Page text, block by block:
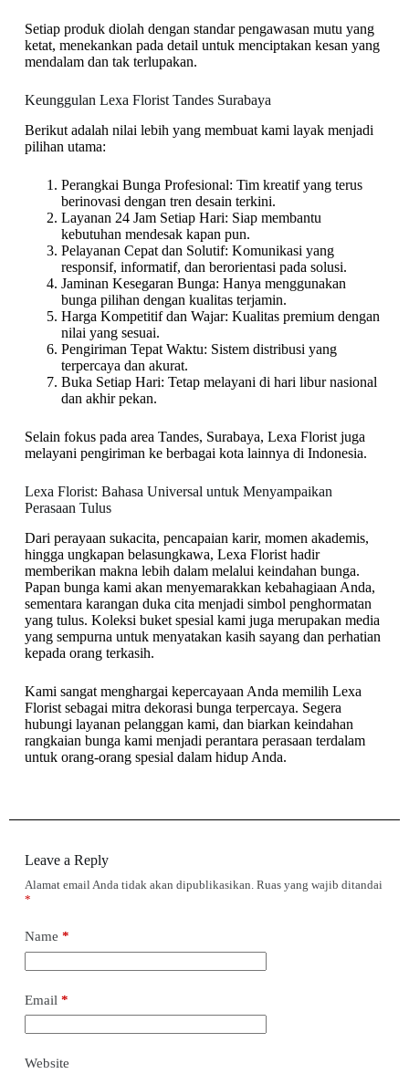
Setiap produk diolah dengan standar pengawasan mutu yang
ketat, menekankan pada detail untuk menciptakan kesan yang
mendalam dan tak terlupakan.
Keunggulan Lexa Florist Tandes Surabaya
Berikut adalah nilai lebih yang membuat kami layak menjadi
pilihan utama:
Perangkai Bunga Profesional: Tim kreatif yang terus
berinovasi dengan tren desain terkini.
Layanan 24 Jam Setiap Hari: Siap membantu
kebutuhan mendesak kapan pun.
Pelayanan Cepat dan Solutif: Komunikasi yang
responsif, informatif, dan berorientasi pada solusi.
Jaminan Kesegaran Bunga: Hanya menggunakan
bunga pilihan dengan kualitas terjamin.
Harga Kompetitif dan Wajar: Kualitas premium dengan
nilai yang sesuai.
Pengiriman Tepat Waktu: Sistem distribusi yang
terpercaya dan akurat.
Buka Setiap Hari: Tetap melayani di hari libur nasional
dan akhir pekan.
Selain fokus pada area Tandes, Surabaya, Lexa Florist juga
melayani pengiriman ke berbagai kota lainnya di Indonesia.
Lexa Florist: Bahasa Universal untuk Menyampaikan
Perasaan Tulus
Dari perayaan sukacita, pencapaian karir, momen akademis,
hingga ungkapan belasungkawa, Lexa Florist hadir
memberikan makna lebih dalam melalui keindahan bunga.
Papan bunga kami akan menyemarakkan kebahagiaan Anda,
sementara karangan duka cita menjadi simbol penghormatan
yang tulus. Koleksi buket spesial kami juga merupakan media
yang sempurna untuk menyatakan kasih sayang dan perhatian
kepada orang terkasih.
Kami sangat menghargai kepercayaan Anda memilih Lexa
Florist sebagai mitra dekorasi bunga terpercaya. Segera
hubungi layanan pelanggan kami, dan biarkan keindahan
rangkaian bunga kami menjadi perantara perasaan terdalam
untuk orang-orang spesial dalam hidup Anda.
Leave a Reply
Alamat email Anda tidak akan dipublikasikan. Ruas yang wajib ditandai
*
Name *
Email *
Website